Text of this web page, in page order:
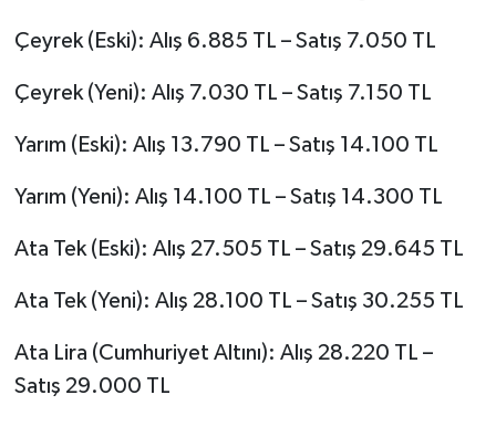
Çeyrek (Eski): Alış 6.885 TL – Satış 7.050 TL
Çeyrek (Yeni): Alış 7.030 TL – Satış 7.150 TL
Yarım (Eski): Alış 13.790 TL – Satış 14.100 TL
Yarım (Yeni): Alış 14.100 TL – Satış 14.300 TL
Ata Tek (Eski): Alış 27.505 TL – Satış 29.645 TL
Ata Tek (Yeni): Alış 28.100 TL – Satış 30.255 TL
Ata Lira (Cumhuriyet Altını): Alış 28.220 TL –
Satış 29.000 TL